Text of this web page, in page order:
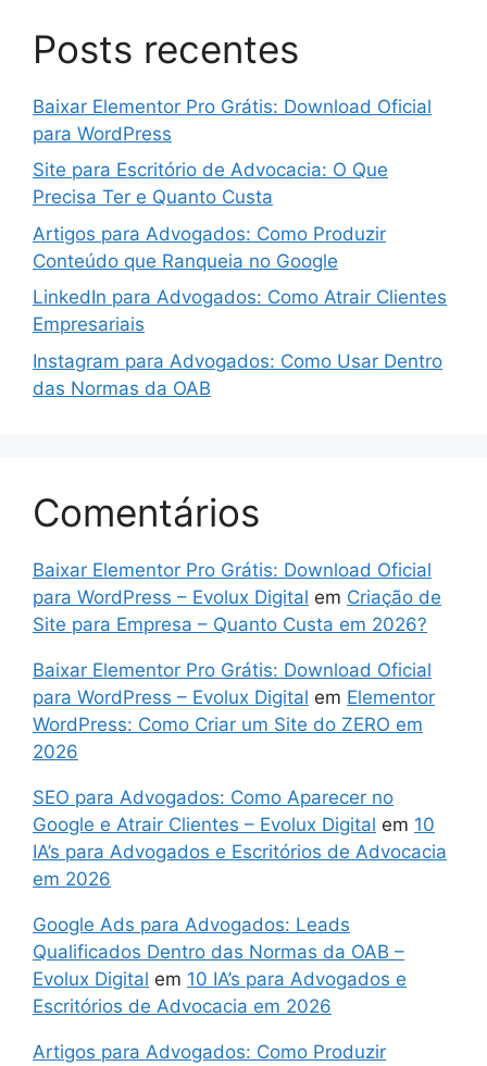
Posts recentes
Baixar Elementor Pro Grátis: Download Oficial
para WordPress
Site para Escritório de Advocacia: O Que
Precisa Ter e Quanto Custa
Artigos para Advogados: Como Produzir
Conteúdo que Ranqueia no Google
LinkedIn para Advogados: Como Atrair Clientes
Empresariais
Instagram para Advogados: Como Usar Dentro
das Normas da OAB
Comentários
Baixar Elementor Pro Grátis: Download Oficial
para WordPress – Evolux Digital em Criação de
Site para Empresa – Quanto Custa em 2026?
Baixar Elementor Pro Grátis: Download Oficial
para WordPress – Evolux Digital em Elementor
WordPress: Como Criar um Site do ZERO em
2026
SEO para Advogados: Como Aparecer no
Google e Atrair Clientes – Evolux Digital em 10
IA’s para Advogados e Escritórios de Advocacia
em 2026
Google Ads para Advogados: Leads
Qualificados Dentro das Normas da OAB –
Evolux Digital em 10 IA’s para Advogados e
Escritórios de Advocacia em 2026
Artigos para Advogados: Como Produzir